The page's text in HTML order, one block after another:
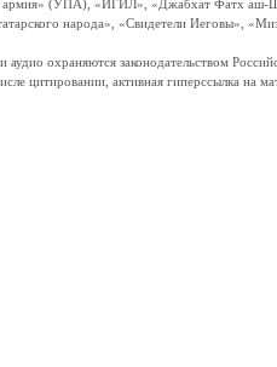
армия» (УПА), «ИГИЛ», «Джабхат Фатх
народа», «Свидетели Иеговы»,
охраняются законодательством
цитировании, активная гиперссылка на